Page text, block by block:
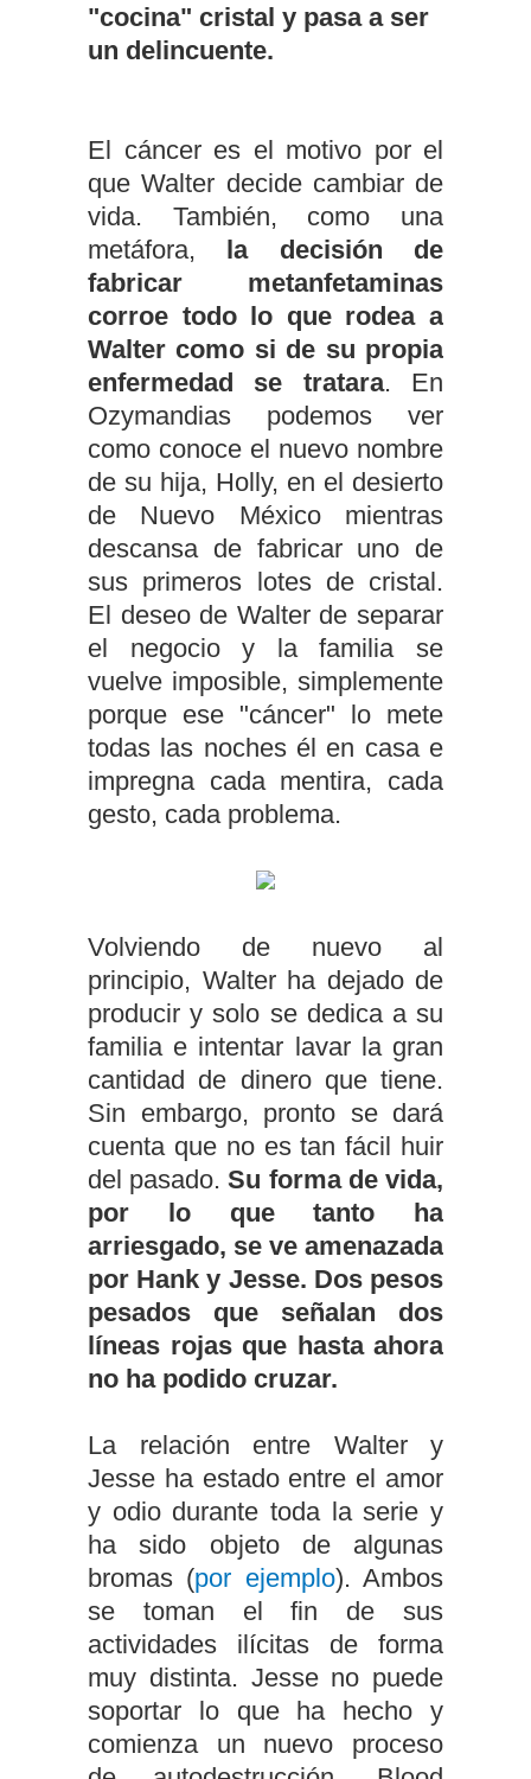
"cocina" cristal y pasa a ser
un delincuente.
El cáncer es el motivo por el
que Walter decide cambiar de
vida. También, como una
metáfora, la decisión de
fabricar metanfetaminas
corroe todo lo que rodea a
Walter como si de su propia
enfermedad se tratara. En
Ozymandias podemos ver
como conoce el nuevo nombre
de su hija, Holly, en el desierto
de Nuevo México mientras
descansa de fabricar uno de
sus primeros lotes de cristal.
El deseo de Walter de separar
el negocio y la familia se
vuelve imposible, simplemente
porque ese "cáncer" lo mete
todas las noches él en casa e
impregna cada mentira, cada
gesto, cada problema.
Volviendo de nuevo al
principio, Walter ha dejado de
producir y solo se dedica a su
familia e intentar lavar la gran
cantidad de dinero que tiene.
Sin embargo, pronto se dará
cuenta que no es tan fácil huir
del pasado.Su forma de vida,
por lo que tanto ha
arriesgado, se ve amenazada
por Hank y Jesse. Dos pesos
pesados que señalan dos
líneas rojas que hasta ahora
no ha podido cruzar.
La relación entre Walter y
Jesse ha estado entre el amor
y odio durante toda la serie y
ha sido objeto de algunas
bromas (por ejemplo). Ambos
se toman el fin de sus
actividades ilícitas de forma
muy distinta. Jesse no puede
soportar lo que ha hecho y
comienza un nuevo proceso